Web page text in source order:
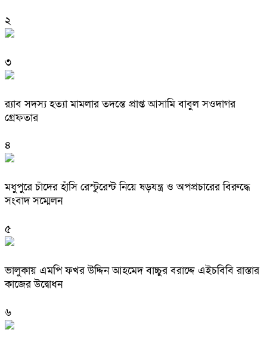
২
৩
র‌্যাব সদস্য হত্যা মামলার তদন্তে প্রাপ্ত আসামি বাবুল সওদাগর
গ্রেফতার
৪
মধুপুরে চাঁদের হাঁসি রেস্টুরেন্ট নিয়ে ষড়যন্ত্র ও অপপ্রচারের বিরুদ্ধে
সংবাদ সম্মেলন
৫
ভালুকায় এমপি ফখর উদ্দিন আহমেদ বাচ্চুর বরাদ্দে এইচবিবি রাস্তার
কাজের উদ্বোধন
৬